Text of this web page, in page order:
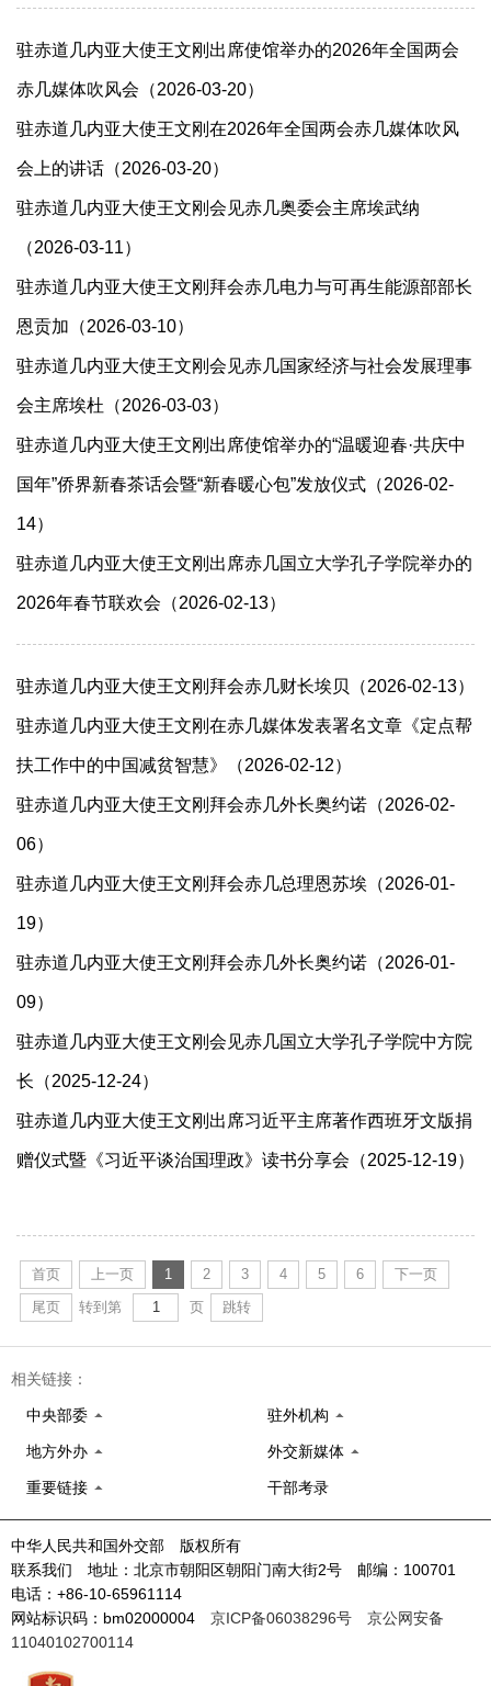
驻赤道几内亚大使王文刚出席使馆举办的2026年全国两会
赤几媒体吹风会（2026-03-20）
驻赤道几内亚大使王文刚在2026年全国两会赤几媒体吹风
会上的讲话（2026-03-20）
驻赤道几内亚大使王文刚会见赤几奥委会主席埃武纳
（2026-03-11）
驻赤道几内亚大使王文刚拜会赤几电力与可再生能源部部长
恩贡加（2026-03-10）
驻赤道几内亚大使王文刚会见赤几国家经济与社会发展理事
会主席埃杜（2026-03-03）
驻赤道几内亚大使王文刚出席使馆举办的“温暖迎春·共庆中
国年”侨界新春茶话会暨“新春暖心包”发放仪式（2026-02-
14）
驻赤道几内亚大使王文刚出席赤几国立大学孔子学院举办的
2026年春节联欢会（2026-02-13）
驻赤道几内亚大使王文刚拜会赤几财长埃贝（2026-02-13）
驻赤道几内亚大使王文刚在赤几媒体发表署名文章《定点帮
扶工作中的中国减贫智慧》（2026-02-12）
驻赤道几内亚大使王文刚拜会赤几外长奥约诺（2026-02-
06）
驻赤道几内亚大使王文刚拜会赤几总理恩苏埃（2026-01-
19）
驻赤道几内亚大使王文刚拜会赤几外长奥约诺（2026-01-
09）
驻赤道几内亚大使王文刚会见赤几国立大学孔子学院中方院
长（2025-12-24）
驻赤道几内亚大使王文刚出席习近平主席著作西班牙文版捐
赠仪式暨《习近平谈治国理政》读书分享会（2025-12-19）
首页 上一页 1 2 3 4 5 6
下一页
尾页
转到第 页 跳转
相关链接：
中央部委 驻外机构
地方外办 外交新媒体
重要链接 干部考录
中华人民共和国外交部 版权所有
联系我们 地址：北京市朝阳区朝阳门南大街2号 邮编：100701
电话：+86-10-65961114
网站标识码：bm02000004 京ICP备06038296号
京公网安备
11040102700114